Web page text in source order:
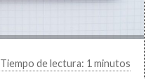
Tiempo de lectura: 1 minutos